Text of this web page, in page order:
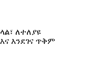
ለተለያዩ
እንደገና ጥቅም